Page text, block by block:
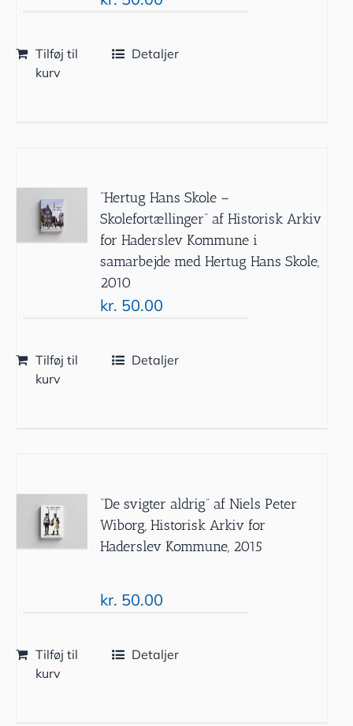
Tilføj til
kurv
Detaljer
”Hertug Hans Skole –
Skolefortællinger” af Historisk Arkiv
for Haderslev Kommune i
samarbejde med Hertug Hans Skole,
2010
kr. 50.00
Tilføj til
kurv
Detaljer
”De svigter aldrig” af Niels Peter
Wiborg, Historisk Arkiv for
Haderslev Kommune, 2015
kr. 50.00
Tilføj til
kurv
Detaljer